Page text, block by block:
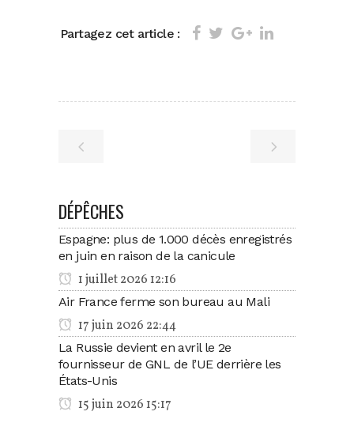
Partagez cet article :
DÉPÊCHES
Espagne: plus de 1.000 décès enregistrés
en juin en raison de la canicule
1 juillet 2026 12:16
Air France ferme son bureau au Mali
17 juin 2026 22:44
La Russie devient en avril le 2e
fournisseur de GNL de l’UE derrière les
États-Unis
15 juin 2026 15:17